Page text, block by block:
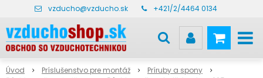
vzducho@vzducho.sk +421/2/4464 0134
Úvod Príslušenstvo pre montáž
Príruby a spony